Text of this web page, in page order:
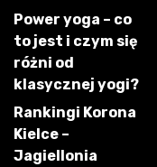
Power yoga – co
to jest i czym się
różni od
klasycznej yogi?
Rankingi Korona
Kielce –
Jagiellonia